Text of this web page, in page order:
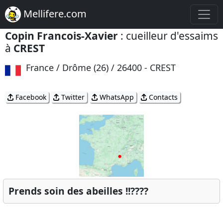
Mellifere.com
Copin Francois-Xavier : cueilleur d'essaims
à CREST
France / Drôme (26) / 26400 - CREST
Facebook Twitter WhatsApp Contacts
Prends soin des abeilles !!????